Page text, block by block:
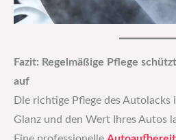
Fazit: Regelmäßige Pflege
auf
Die richtige Pflege des Autolacks
Glanz und den Wert Ihres Autos